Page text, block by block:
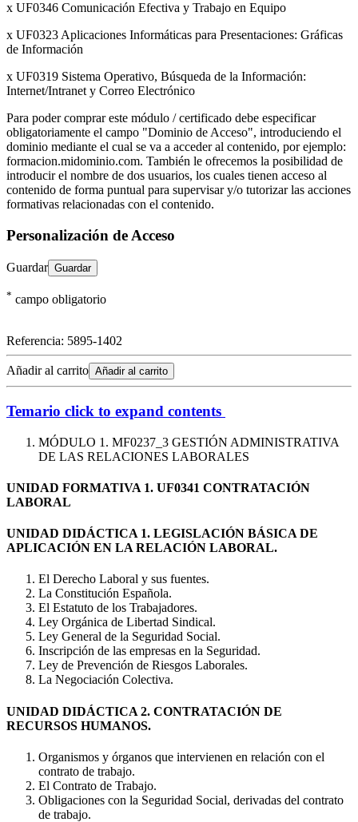
x UF0346 Comunicación Efectiva y Trabajo en Equipo
x UF0323 Aplicaciones Informáticas para Presentaciones: Gráficas
de Información
x UF0319 Sistema Operativo, Búsqueda de la Información:
Internet/Intranet y Correo Electrónico
Para poder comprar este módulo / certificado debe especificar
obligatoriamente el campo "Dominio de Acceso", introduciendo el
dominio mediante el cual se va a acceder al contenido, por ejemplo:
formacion.midominio.com. También le ofrecemos la posibilidad de
introducir el nombre de dos usuarios, los cuales tienen acceso al
contenido de forma puntual para supervisar y/o tutorizar las acciones
formativas relacionadas con el contenido.
Personalización de Acceso
Guardar
* campo obligatorio
Referencia: 5895-1402
Añadir al carrito Añadir al carrito
Temario click to expand contents
MÓDULO 1. MF0237_3 GESTIÓN ADMINISTRATIVA
DE LAS RELACIONES LABORALES
UNIDAD FORMATIVA 1. UF0341 CONTRATACIÓN
LABORAL
UNIDAD DIDÁCTICA 1. LEGISLACIÓN BÁSICA DE
APLICACIÓN EN LA RELACIÓN LABORAL.
El Derecho Laboral y sus fuentes.
La Constitución Española.
El Estatuto de los Trabajadores.
Ley Orgánica de Libertad Sindical.
Ley General de la Seguridad Social.
Inscripción de las empresas en la Seguridad.
Ley de Prevención de Riesgos Laborales.
La Negociación Colectiva.
UNIDAD DIDÁCTICA 2. CONTRATACIÓN DE
RECURSOS HUMANOS.
Organismos y órganos que intervienen en relación con el
contrato de trabajo.
El Contrato de Trabajo.
Obligaciones con la Seguridad Social, derivadas del contrato
de trabajo.